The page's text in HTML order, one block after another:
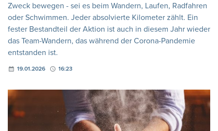
Zweck bewegen - sei es beim Wandern, Laufen, Radfahren
oder Schwimmen. Jeder absolvierte Kilometer zählt. Ein
fester Bestandteil der Aktion ist auch in diesem Jahr wieder
das Team-Wandern, das während der Corona-Pandemie
entstanden ist.
19.01.2026 16:23